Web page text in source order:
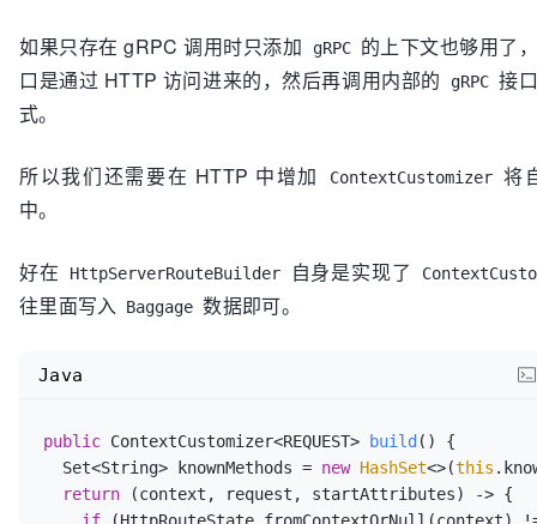
如果只存在 gRPC 调用时只添加 gRPC 的上下文也够用了
口是通过 HTTP 访问进来的，然后再调用内部的
gRPC 接
式。
所以我们还需要在 HTTP 中增加 ContextCustomizer 将
中。
好在 HttpServerRouteBuilder 自身是实现了
往里面写入 Baggage 数据即可。
public ContextCustomizer<REQUEST> build ()
{
  Set<String> knownMethods =
new HashSet<>(this
return (context, request, startAttributes) -> {
Java